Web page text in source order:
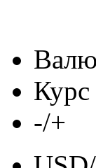
Курс
-/+